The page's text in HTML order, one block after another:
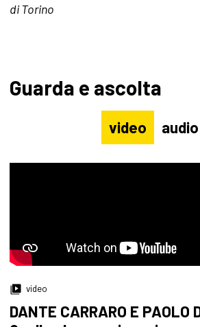
di Torino
Guarda e ascolta
video audio
video
DANTE CARRARO E PAOLO